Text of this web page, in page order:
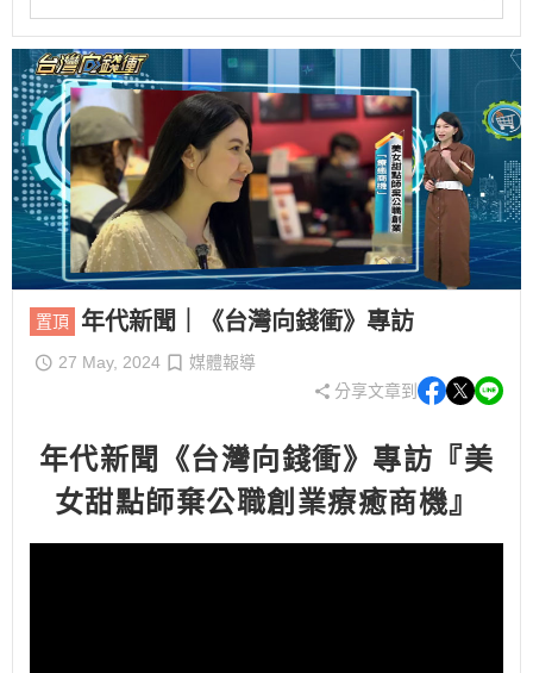
置頂 年代新聞｜《台灣向錢衝》專訪
27 May, 2024
媒體報導
分享文章到
年代新聞《台灣向錢衝》專訪 『美
女甜點師棄公職創業療癒商機』